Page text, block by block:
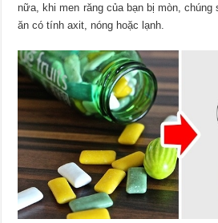
nữa, khi men răng của bạn bị mòn,
ăn có tính axit, nóng hoặc lạnh.